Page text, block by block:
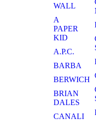
WALL
A
PAPER
KID
A.P.C.
BARBA
BERWICH
BRIAN
DALES
CANALI